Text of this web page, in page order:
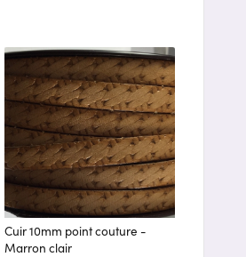
Cuir 10mm point couture -
Marron clair